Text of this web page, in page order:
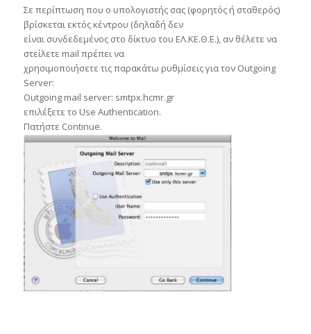
Σε περίπτωση που ο υπολογιστής σας (φορητός ή σταθερός)
βρίσκεται εκτός κέντρου (δηλαδή δεν
είναι συνδεδεμένος στο δίκτυο του ΕΛ.ΚΕ.Θ.Ε.), αν θέλετε να
στείλετε mail πρέπει να
χρησιμοποιήσετε τις παρακάτω ρυθμίσεις για τον Outgoing
Server:
Outgoing mail server: smtpx.hcmr.gr
επιλέξετε το Use Authentication.
Πατήστε Continue.